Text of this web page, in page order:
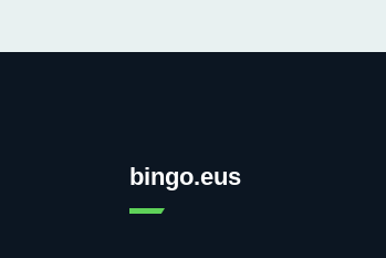
bingo.eus